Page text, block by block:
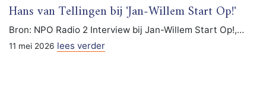
Hans van Tellingen bij 'Jan-Willem Start Op!'
Bron: NPO Radio 2 Interview bij Jan-Willem Start Op!,…
11 mei 2026 lees verder